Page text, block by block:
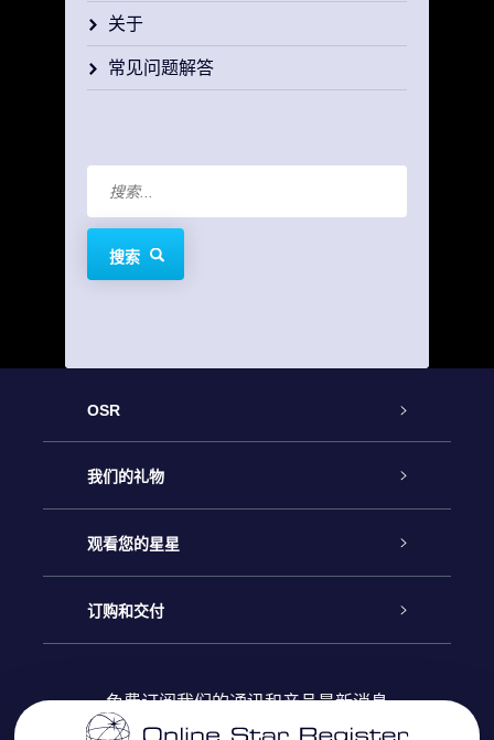
关于
常见问题解答
搜索
OSR
客户服务
联系我们
博客
我们的礼物
Online Star礼物
OSR 礼物包
观看您的星星
Online Star Register
个性化的Star Page
订购和交付
免费订阅我们的通讯和产品最新消息